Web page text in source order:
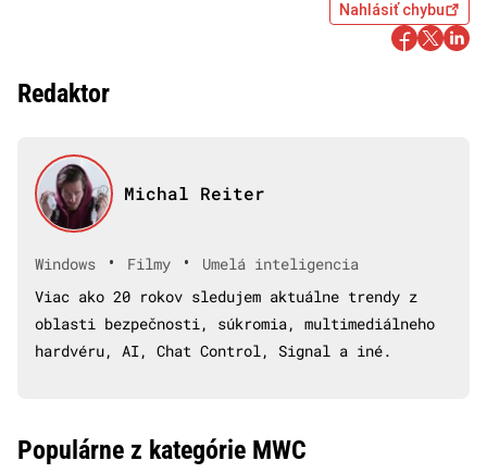
Nahlásiť chybu
Redaktor
Michal Reiter
Windows • Filmy •
Umelá inteligencia
Viac ako 20 rokov sledujem aktuálne trendy z
oblasti bezpečnosti, súkromia, multimediálneho
hardvéru, AI, Chat Control, Signal a iné.
Populárne z kategórie MWC